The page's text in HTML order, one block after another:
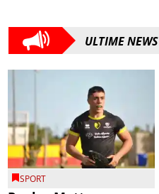
ULTIME NEWS
SPORT